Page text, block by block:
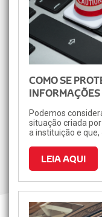
COMO SE
Podemos
situação criada
a instituição e
conseguir
considerada
é, na maioria das
dinheiro da conta
LEIA AQUI